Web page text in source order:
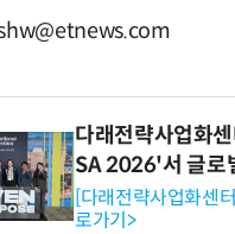
다래전략사업화
SA 2026'서 글로
와의 비즈니스
-바이오 해외 진출
[다래전략사업화센
로가기>